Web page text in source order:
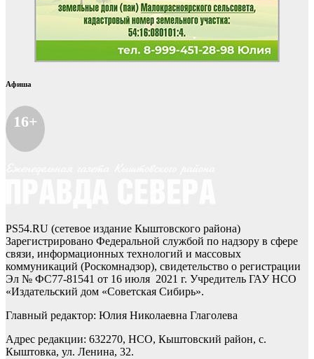
Афиша
16+
PS54.RU (сетевое издание Кыштовского района)
Зарегистрировано Федеральной службой по надзору в сфере
связи, информационных технологий и массовых
коммуникаций (Роскомнадзор), свидетельство о регистрации
Эл № ФС77-81541 от 16 июля 2021 г. Учредитель ГАУ НСО
«Издательский дом «Советская Сибирь».
Главный редактор: Юлия Николаевна Глаголева
Адрес редакции: 632270, НСО, Кыштовский район, с.
Кыштовка, ул. Ленина, 32.